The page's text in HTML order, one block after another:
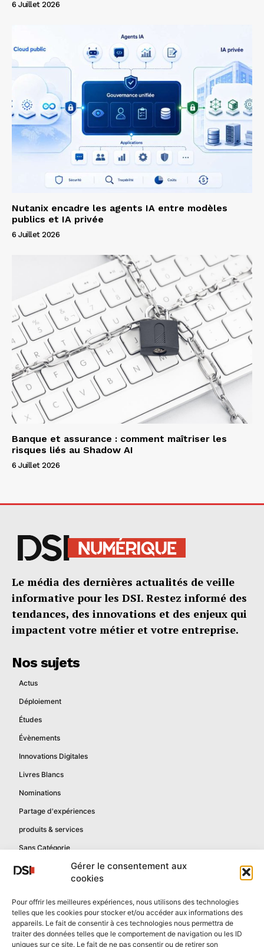
Gérer le consentement aux
cookies
Pour offrir les meilleures expériences, nous utilisons des technologies
telles que les cookies pour stocker et/ou accéder aux informations des
appareils. Le fait de consentir à ces technologies nous permettra de
traiter des données telles que le comportement de navigation ou les ID
uniques sur ce site. Le fait de ne pas consentir ou de retirer son
6 Juillet 2026
Nutanix encadre les agents IA entre modèles
publics et IA privée
6 Juillet 2026
Banque et assurance : comment maîtriser les
risques liés au Shadow AI
6 Juillet 2026
Le média des dernières actualités de veille
informative pour les DSI. Restez informé des
tendances, des innovations et des enjeux qui
impactent votre métier et votre entreprise.
Nos sujets
Actus
Déploiement
Études
Évènements
Innovations Digitales
Livres Blancs
Nominations
Partage d'expériences
produits & services
Sans Catégorie
Mentions légales
Politique de confidentialité